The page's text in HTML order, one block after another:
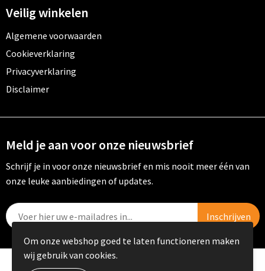
Veilig winkelen
Algemene voorwaarden
Cookieverklaring
Privacyverklaring
Disclaimer
Meld je aan voor onze nieuwsbrief
Schrijf je in voor onze nieuwsbrief en mis nooit meer één van
onze leuke aanbiedingen of updates.
Om onze webshop goed te laten functioneren maken
wij gebruik van cookies.